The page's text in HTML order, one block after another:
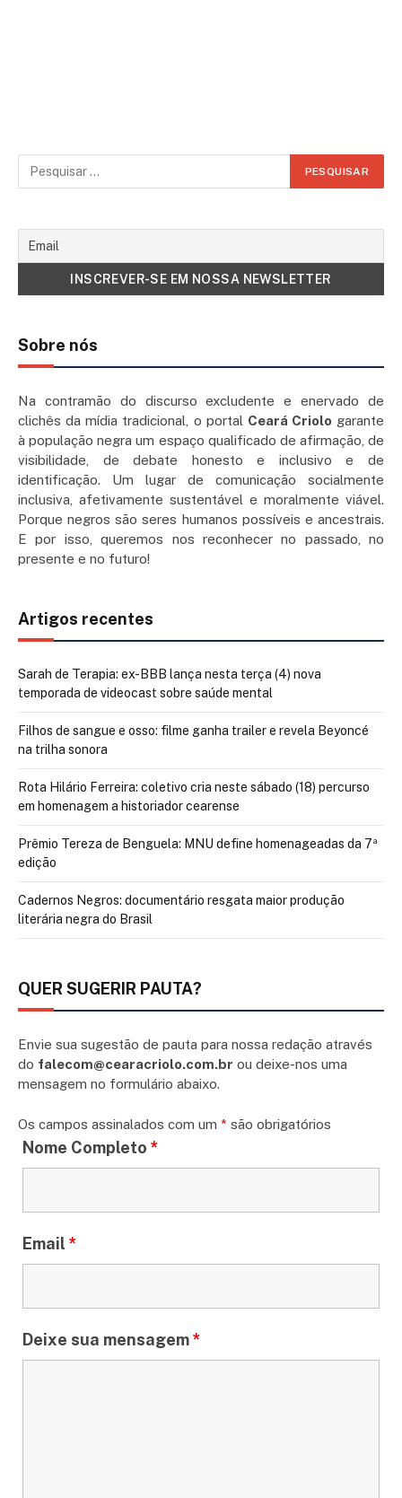
Sobre nós
Na contramão do discurso excludente e enervado de
clichês da mídia tradicional, o portal Ceará Criolo garante
à população negra um espaço qualificado de afirmação, de
visibilidade, de debate honesto e inclusivo e de
identificação. Um lugar de comunicação socialmente
inclusiva, afetivamente sustentável e moralmente viável.
Porque negros são seres humanos possíveis e ancestrais.
E por isso, queremos nos reconhecer no passado, no
presente e no futuro!
Artigos recentes
Sarah de Terapia: ex-BBB lança nesta terça (4) nova
temporada de videocast sobre saúde mental
Filhos de sangue e osso: filme ganha trailer e revela Beyoncé
na trilha sonora
Rota Hilário Ferreira: coletivo cria neste sábado (18) percurso
em homenagem a historiador cearense
Prêmio Tereza de Benguela: MNU define homenageadas da 7ª
edição
Cadernos Negros: documentário resgata maior produção
literária negra do Brasil
QUER SUGERIR PAUTA?
Envie sua sugestão de pauta para nossa redação através
do falecom@cearacriolo.com.br ou deixe-nos uma
mensagem no formulário abaixo.
Os campos assinalados com um * são obrigatórios
Nome Completo *
Email *
Deixe sua mensagem*